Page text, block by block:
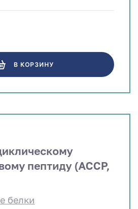
В КОРЗИНУ
пептиду (ACCP,
белки